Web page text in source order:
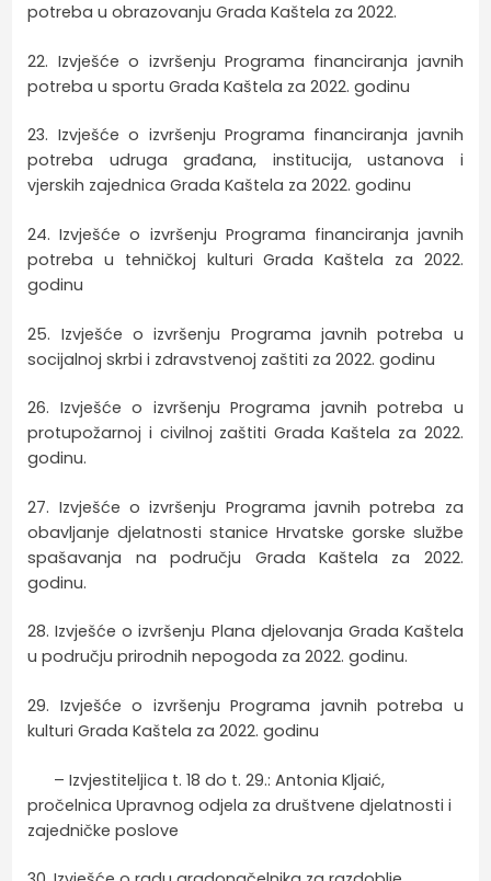
potreba u obrazovanju Grada Kaštela za 2022.
22. Izvješće o izvršenju Programa financiranja javnih
potreba u sportu Grada Kaštela za 2022. godinu
23. Izvješće o izvršenju Programa financiranja javnih
potreba udruga građana, institucija, ustanova i
vjerskih zajednica Grada Kaštela za 2022. godinu
24. Izvješće o izvršenju Programa financiranja javnih
potreba u tehničkoj kulturi Grada Kaštela za 2022.
godinu
25. Izvješće o izvršenju Programa javnih potreba u
socijalnoj skrbi i zdravstvenoj zaštiti za 2022. godinu
26. Izvješće o izvršenju Programa javnih potreba u
protupožarnoj i civilnoj zaštiti Grada Kaštela za 2022.
godinu.
27. Izvješće o izvršenju Programa javnih potreba za
obavljanje djelatnosti stanice Hrvatske gorske službe
spašavanja na području Grada Kaštela za 2022.
godinu.
28. Izvješće o izvršenju Plana djelovanja Grada Kaštela
u području prirodnih nepogoda za 2022. godinu.
29. Izvješće o izvršenju Programa javnih potreba u
kulturi Grada Kaštela za 2022. godinu
– Izvjestiteljica t. 18 do t. 29.: Antonia Kljaić,
pročelnica Upravnog odjela za društvene djelatnosti i
zajedničke poslove